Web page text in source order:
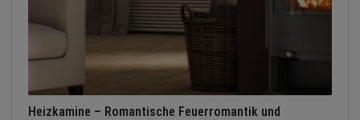
Heizkamine – Romantische Feuerromantik und